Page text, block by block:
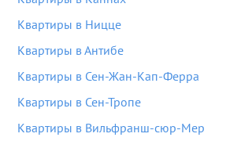
Квартиры в Ницце
Квартиры в Антибе
Квартиры в Сен-Жан-Кап-Ферра
Квартиры в Сен-Тропе
Квартиры в Вильфранш-сюр-Мер